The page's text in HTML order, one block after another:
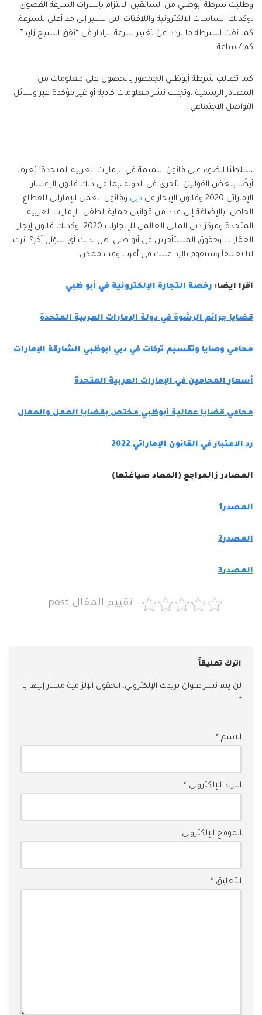
وطلبت شرطة أبوظبي من السائقين الالتزام بإشارات السرعة القصوى
،وكذلك الشاشات الإلكترونية واللافتات التي تشير إلى حد أعلى للسرعة.
كما نفت الشرطة ما تردد عن تغيير سرعة الرادار في “نفق الشيخ زايد”.
كم / ساعة.
كما تطالب شرطة أبوظبي الجمهور بالحصول على معلومات من
المصادر الرسمية ،وتجنب نشر معلومات كاذبة أو غير مؤكدة عبر وسائل
التواصل الاجتماعي.
،سلطنا الضوء على قانون النميمة في الإمارات العربية المتحدة! يُعرف
أيضًا ببعض القوانين الأخرى في الدولة ،بما في ذلك قانون الإعسار
الإماراتي 2020 وقانون الإيجار في
دبي وقانون العمل الإماراتي للقطاع
الخاص ،بالإضافة إلى عدد من قوانين حماية الطفل. الإمارات العربية
المتحدة ومركز دبي المالي العالمي للإيجارات 2020 ،وكذلك قانون إيجار
العقارات وحقوق المستأجرين في أبو ظبي. هل لديك أي سؤال آخر؟ اترك
لنا تعليقاً وسنقوم بالرد عليك في أقرب وقت ممكن.
اقرا ايضا: رخصة التجارة الإلكترونية في أبو ظبي
قضايا جرائم الرشوة في دولة الإمارات العربية المتحدة
محامي وصايا وتقسيم تركات في دبي ابوظبي الشارقة الإمارات
أسعار المحامين في الإمارات العربية المتحدة
محامي قضايا عمالية أبوظبي مختص بقضايا العمل والعمال
رد الاعتبار في القانون الإماراتي 2022
المصادر زالمراجع (المعاد صياغتها)
المصدر1
المصدر2
المصدر3
تقييم المقال post
اترك تعليقاً
لن يتم نشر عنوان بريدك الإلكتروني. الحقول الإلزامية مشار إليها بـ
*
الاسم *
البريد الإلكتروني *
الموقع الإلكتروني
التعليق *